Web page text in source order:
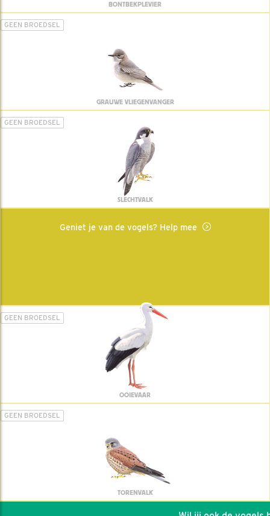
BONTBEKPLEVIER
GEEN BROEDSEL
GRAUWE VLIEGENVANGER
GEEN BROEDSEL
SLECHTVALK
Geniet je van de vogels? Help mee
GEEN BROEDSEL
OOIEVAAR
GEEN BROEDSEL
TORENVALK